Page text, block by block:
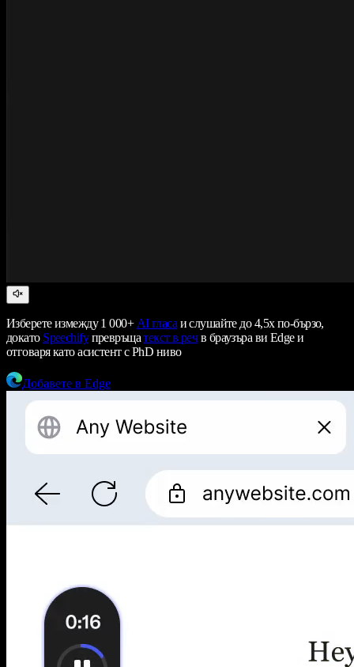
Изберете измежду 1 000+ AI гласа и слушайте до 4,5x по-бързо,
докато Speechifyпревръщатекст в речв браузъра ви Edge и
отговаря като асистент с PhD ниво
Добавете в Edge